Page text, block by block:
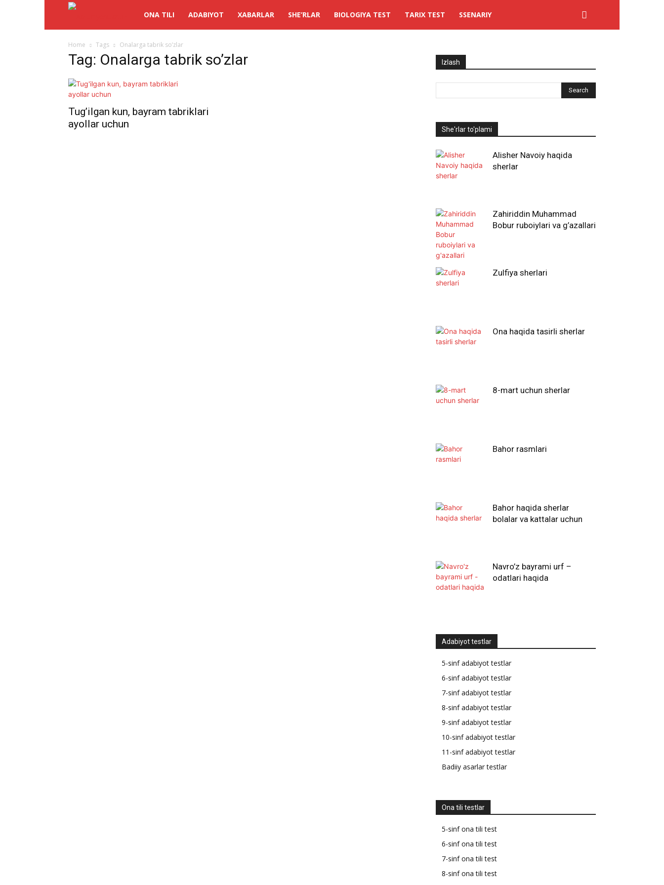
Abituriyentlar.uz
ONA TILI ADABIYOT XABARLAR SHE’RLAR BIOLOGIYA TEST TARIX TEST SSENARIY
Home Tags Onalarga tabrik so’zlar
Tag: Onalarga tabrik so’zlar
Tug’ilgan kun, bayram tabriklari
ayollar uchun
Izlash
She'rlar to'plami
Alisher Navoiy haqida
sherlar
Zahiriddin Muhammad
Bobur ruboiylari va g’azallari
Zulfiya sherlari
Ona haqida tasirli sherlar
8-mart uchun sherlar
Bahor rasmlari
Bahor haqida sherlar
bolalar va kattalar uchun
Navro’z bayrami urf –
odatlari haqida
Adabiyot testlar
5-sinf adabiyot testlar
6-sinf adabiyot testlar
7-sinf adabiyot testlar
8-sinf adabiyot testlar
9-sinf adabiyot testlar
10-sinf adabiyot testlar
11-sinf adabiyot testlar
Badiiy asarlar testlar
Ona tili testlar
5-sinf ona tili test
6-sinf ona tili test
7-sinf ona tili test
8-sinf ona tili test